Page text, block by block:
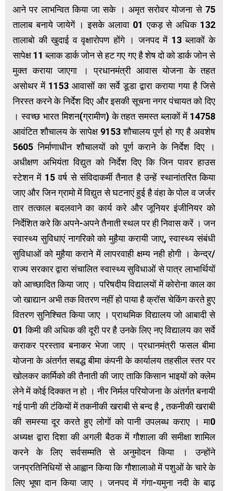
आने पर लाभन्वित किया जा सके । अमृत सरोवर योजना से 75
तालाब बनाये जायेगें । इसके अलावा 01 एकड़ से अधिक 132
तालाबो की खुदाई व वृक्षारोपण होंगे । जनपद में 13 ब्लाकों के
सापेक्ष 11 ब्लाक डार्क जोन से हट गए गए है शेष दो को डार्क जोन से
मुक्त कराया जाएगा । प्रधानमंत्री आवास योजना के तहत
असोथर में 1153 आवासों का सर्वे डूडा द्वारा कराया गया है जिसे
निरस्त करने के निर्देश दिए और इसकी सूचना नगर पंचायत को दिए
। स्वच्छ भारत मिशन(ग्रामीण) के तहत समस्त ब्लाकों में 14758
आवंटित शौचालय के सापेक्ष 9153 शौचालय पूर्ण हो गए है अवशेष
5605 निर्माणाधीन शौचालयों को पूर्ण कराने के निर्देश दिए ।
अधीक्षण अभियंता विद्युत को निर्देश दिए कि जिन पावर हाउस
स्टेशन में 15 वर्ष से संविदाकर्मी तैनात है उन्हें स्थानांतरित किया
जाए और जिन ग्रामो में विद्युत से घटनाएं हुई है वंहा के पोल व जर्जर
तार तत्काल बदलवाने का कार्य करे और जूनियर इंजीनियर को
निर्देशित करे कि अपने-अपने तैनाती स्थल पर ही निवास करें । जन
स्वास्थ्य सुविधाएं नागरिको को मुहैया करायी जाए, स्वास्थ्य संबंधी
सुविधाओं को मुहैया कराने में लापरवाही क्षम्य नही होगी । केन्द्र/
राज्य सरकार द्वारा संचालित स्वास्थ्य सुविधाओं से पात्र लाभार्थियों
को आच्छादित किया जाए । परिषदीय विद्यालयों में कोरोना काल का
जो खाद्यान अभी तक वितरण नहीं हो पाया है क्रॉस चेकिंग करते हुए
वितरण सुनिश्चित किया जाए । प्राथमिक विद्यालय जो आबादी से
01 किमी की अधिक की दूरी पर है उनके लिए नए विद्यालय का सर्वे
कराकर प्रस्ताव बनाकर भेजा जाए । प्रधानमंत्री फसल बीमा
योजना के अंतर्गत सबद्ध बीमा कंपनी के कार्यालय तहसील स्तर पर
खोलकर कार्मिको की तैनाती की जाए ताकि किसान भाइयों को क्लेम
लेने में कोई दिक्कत न हो । नीर निर्मल परियोजना के अंतर्गत बनायी
गई पानी की टंकियों में तकनीकी खराबी से बन्द है , तकनीकी खराबी
की समस्या दूर करते हुए लोगों को पानी उपलब्ध कराए । मा0
अध्यक्ष द्वारा दिशा की अगली बैठक में गौशाला की समीक्षा शामिल
करने के लिए सर्वसम्मति से अनुमोदन किया । उन्होंने
जनप्रतिनिधियों से आह्वान किया कि गौशालाओ में पशुओं के चारे के
लिए भूषा दान किया जाए । जनपद में गंगा-यमुना नदी के बाढ़